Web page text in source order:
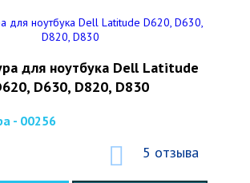
для ноутбука Dell Latitude
D630, D820, D830
- 00256
5 отзыва